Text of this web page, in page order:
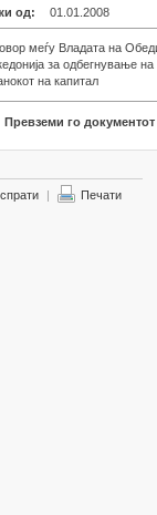
од: 01.01.2008
меѓу Владата на
за одбегнување
на капитал
Превземи го документот
| Печати